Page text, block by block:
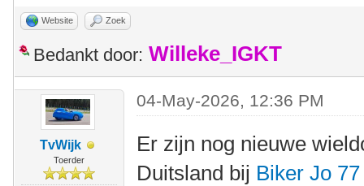
Website Zoek
Bedankt door: Willeke_IGKT
TvWijk
Toerder
04-May-2026, 12:36 PM
Er zijn nog nieuwe
Duitsland bij Biker Jo 77